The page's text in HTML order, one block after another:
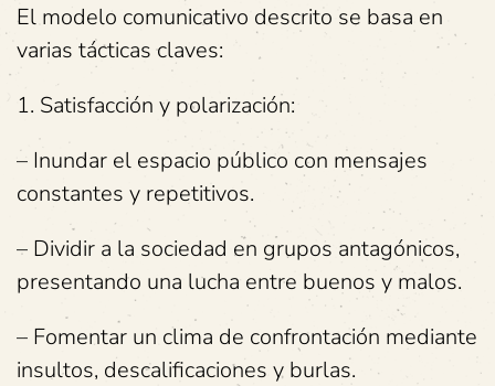
El modelo comunicativo descrito se basa en
varias tácticas claves:
1. Satisfacción y polarización:
– Inundar el espacio público con mensajes
constantes y repetitivos.
– Dividir a la sociedad en grupos antagónicos,
presentando una lucha entre buenos y malos.
– Fomentar un clima de confrontación mediante
insultos, descalificaciones y burlas.